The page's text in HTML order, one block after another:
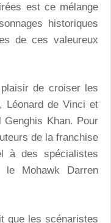
est ce mélange
historiques
de ces valeureux
de croiser les
Léonard de Vinci et
Genghis Khan. Pour
de la franchise
à des spécialistes
le Mohawk Darren
que les scénaristes